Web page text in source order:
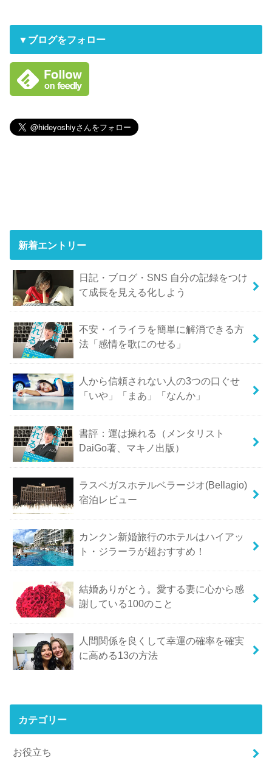
▼ブログをフォロー
新着エントリー
日記・ブログ・SNS 自分の記録をつけ
て成長を見える化しよう
不安・イライラを簡単に解消できる方
法「感情を歌にのせる」
人から信頼されない人の3つの口ぐせ
「いや」「まあ」「なんか」
書評：運は操れる（メンタリスト
DaiGo著、マキノ出版）
ラスベガスホテルベラージオ(Bellagio)
宿泊レビュー
カンクン新婚旅行のホテルはハイアッ
ト・ジラーラが超おすすめ！
結婚ありがとう。愛する妻に心から感
謝している100のこと
人間関係を良くして幸運の確率を確実
に高める13の方法
カテゴリー
お役立ち